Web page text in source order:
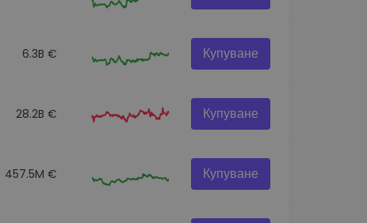
6.3B € Купуване
28.2B € Купуване
457.5M € Купуване